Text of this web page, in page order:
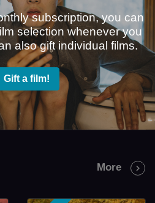
subscription, you can
selection whenever you
also gift individual films.
Gift a film!
More